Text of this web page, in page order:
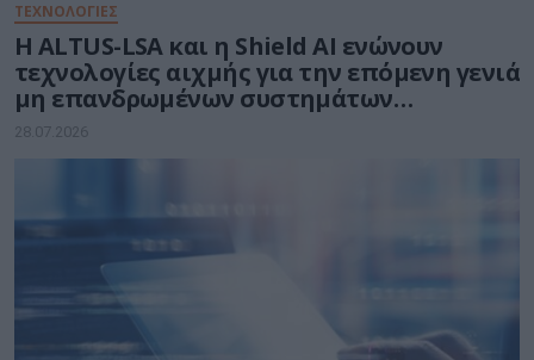
ΤΕΧΝΟΛΟΓΙΕΣ
Η ALTUS-LSA και η Shield AI ενώνουν
τεχνολογίες αιχμής για την επόμενη γενιά
μη επανδρωμένων συστημάτων
αεροσκαφών
28.07.2026